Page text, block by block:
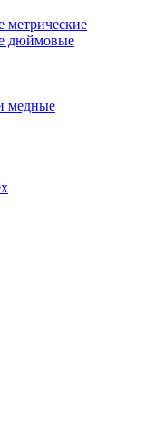
дюймовые
медные